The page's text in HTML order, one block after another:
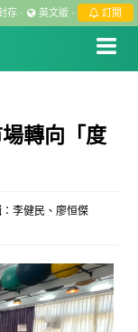
存 · 英文版 · 訂閱
轉向「度
李健民、廖恒傑